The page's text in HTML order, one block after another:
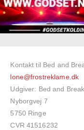
Kontakt til Bed and
lone@frostreklame.dk
Udgiver: Bed and
Nyborgvej 7
5750 Ringe
CVR 41516232